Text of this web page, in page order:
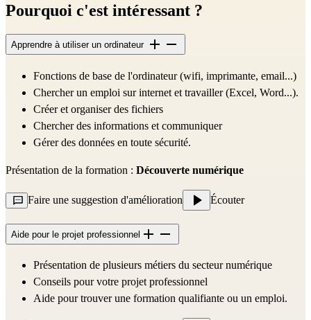
Pourquoi c'est intéressant ?
Apprendre à utiliser un ordinateur
Fonctions de base de l'ordinateur (wifi, imprimante, email...)
Chercher un emploi sur internet et travailler (Excel, Word...).
Créer et organiser des fichiers
Chercher des informations et communiquer
Gérer des données en toute sécurité.
Présentation de la formation : Découverte numérique
Faire une suggestion d'amélioration Écouter
Aide pour le projet professionnel
Présentation de plusieurs métiers du secteur numérique
Conseils pour votre projet professionnel
Aide pour trouver une formation qualifiante ou un emploi.